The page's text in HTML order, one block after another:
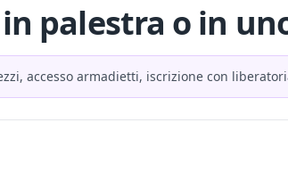
palestra o in
accesso armadietti, iscrizione con